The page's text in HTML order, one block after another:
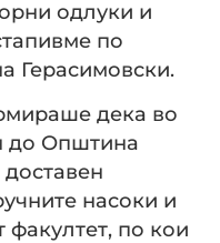
одлуки и
по
Герасимовски.
дека во
до Општина
насоки и
по кои